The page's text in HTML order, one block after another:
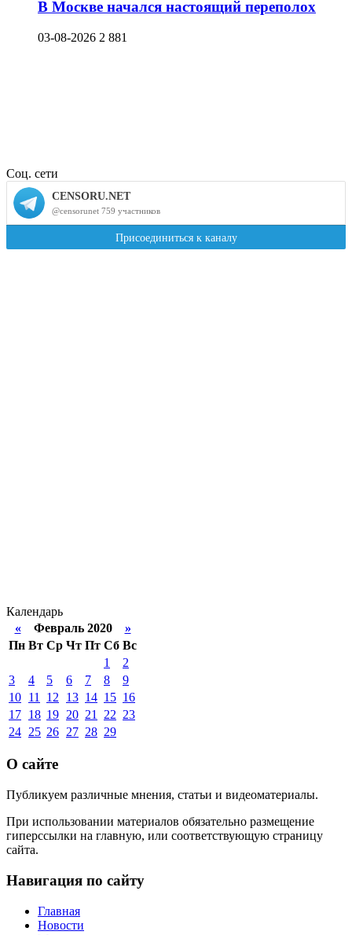
В Москве начался настоящий переполох
03-08-2026 2 881
Соц. сети
Календарь
«Февраль 2020 »
Пн Вт Ср Чт Пт Сб Вс
1
2
3
4 5 6 7 8
9
10 11 12 13 14 15 16
17 18 19 20 21 22 23
24 25 26 27 28 29
О сайте
Публикуем различные мнения, статьи и видеоматериалы.
При использовании материалов обязательно размещение
гиперссылки на главную, или соответствующую страницу
сайта.
Навигация по сайту
Главная
Новости